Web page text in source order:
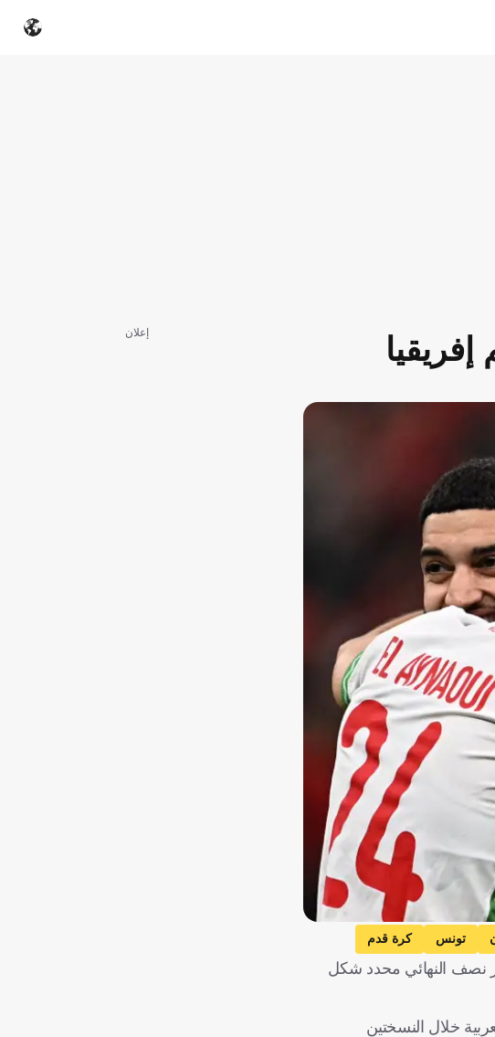
تونس كرة قدم
نصف النهائي محدد شكل
العربية خلال النسختين
إعلان